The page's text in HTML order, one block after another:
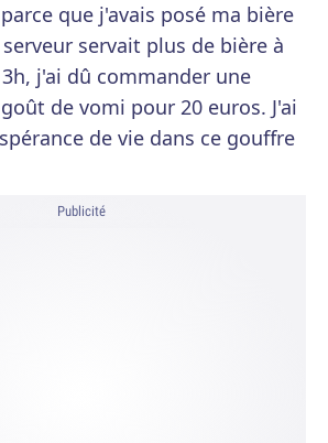
que j'avais posé ma bière
servait plus de bière à
j'ai dû commander une
de vomi pour 20 euros. J'ai
de vie dans ce gouffre
Publicité